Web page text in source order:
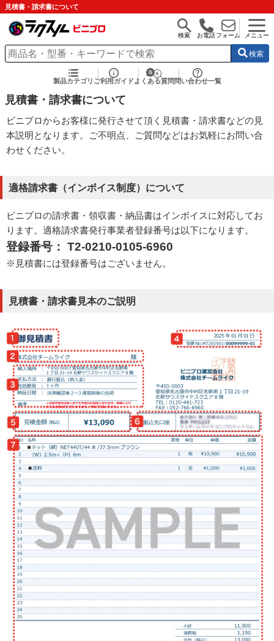
見積書・請求書について
検索 お電話フォーム メニュー
検索
製品カテゴリ ご利用ガイド よくある質問 問い合わせ一覧
見積書・請求書について
ビニプロからお客様に発行させて頂く見積書・請求書などの見
本説明となります。ご不明点、ご質問などはお気軽にお問い合
わせください。
適格請求書（インボイス制度）について
ビニプロの請求書・領収書・納品書はインボイスに対応してお
ります。適格請求書発行事業者登録番号は以下になります。
登録番号： T2-0210-0105-6960
※見積書には登録番号はございません。
見積書・請求書見本のご説明